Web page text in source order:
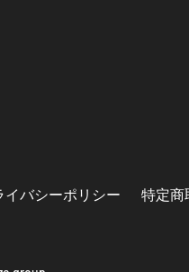
イバシーポリシー 特定商